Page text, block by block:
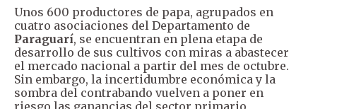
Unos 600 productores de papa, agrupados en
cuatro asociaciones del Departamento de
Paraguarí, se encuentran en plena etapa de
desarrollo de sus cultivos con miras a abastecer
el mercado nacional a partir del mes de octubre.
Sin embargo, la incertidumbre económica y la
sombra del contrabando vuelven a poner en